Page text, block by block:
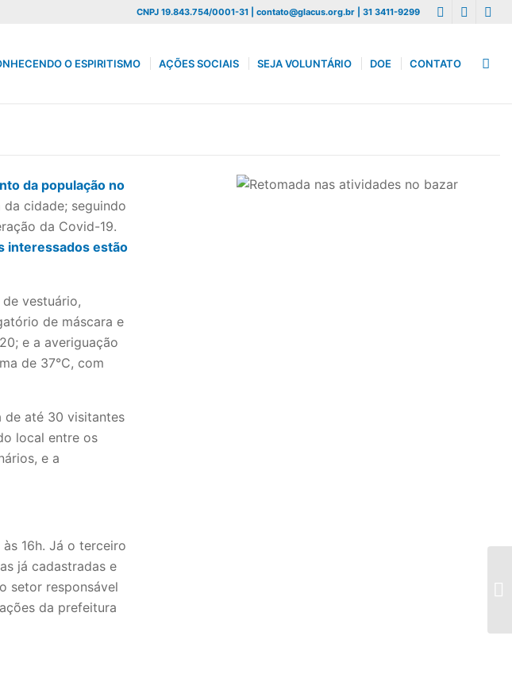
CNPJ 19.843.754/0001-31 | contato@glacus.org.br | 31 3411-9299
O ESPIRITISMO AÇÕES SOCIAIS SEJA VOLUNTÁRIO DOE CONTATO
da população no
cidade; seguindo
da Covid-19.
interessados estão
vestuário,
de máscara e
e a averiguação
de 37°C, com
de até 30 visitantes
local entre os
e a
16h. Já o terceiro
já cadastradas e
setor responsável
da prefeitura